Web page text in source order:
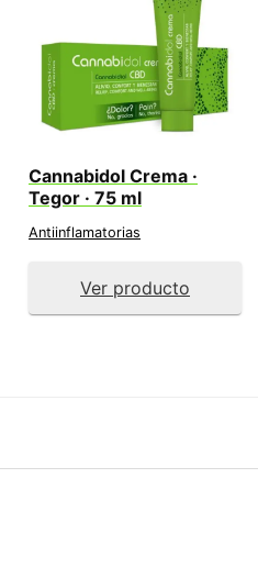
Cannabidol Crema ·
Tegor · 75 ml
Antiinflamatorias
Ver producto